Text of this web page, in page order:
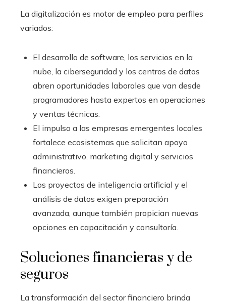
La digitalización es motor de empleo para perfiles
variados:
El desarrollo de software, los servicios en la
nube, la ciberseguridad y los centros de datos
abren oportunidades laborales que van desde
programadores hasta expertos en operaciones
y ventas técnicas.
El impulso a las empresas emergentes locales
fortalece ecosistemas que solicitan apoyo
administrativo, marketing digital y servicios
financieros.
Los proyectos de inteligencia artificial y el
análisis de datos exigen preparación
avanzada, aunque también propician nuevas
opciones en capacitación y consultoría.
Soluciones financieras y de
seguros
La transformación del sector financiero brinda